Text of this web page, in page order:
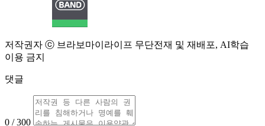
저작권자 ⓒ 브라보마이라이프 무단전재 및 재배포, AI학습
이용 금지
댓글
0 / 300